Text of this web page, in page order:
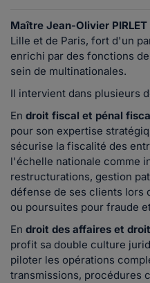
Maître Jean-Olivier PIRLET
Lille et de Paris, fort d'un
enrichi par des fonctions
sein de multinationales.
Il intervient dans plusieurs
En droit fiscal et pénal
pour son expertise
sécurise la fiscalité des
l'échelle nationale comme
restructurations, gestion
défense de ses clients lors
ou poursuites pour fraude
En droit des affaires et
profit sa double culture
piloter les opérations
transmissions, procédures